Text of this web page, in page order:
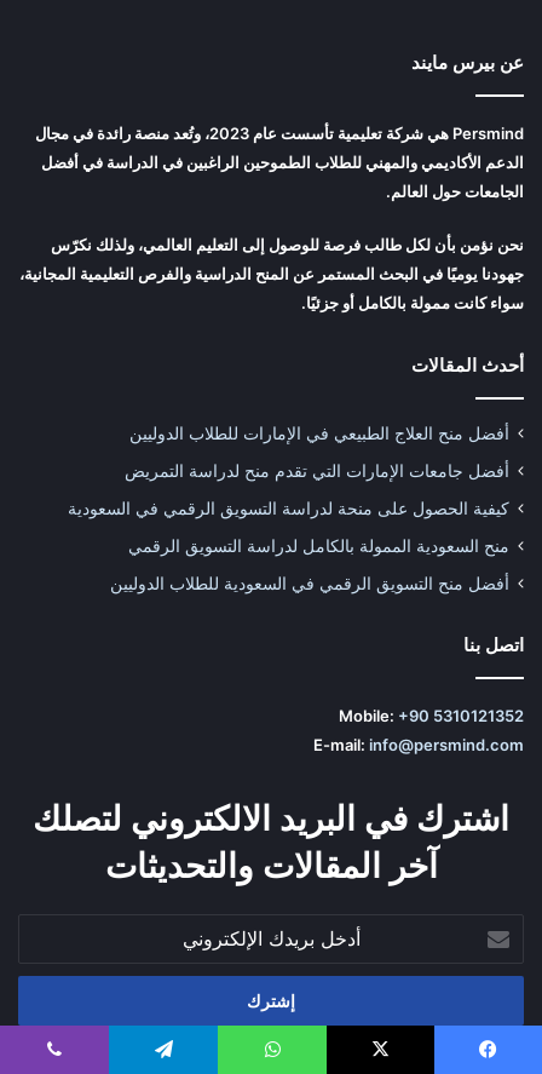
عن بيرس مايند
Persmind هي شركة تعليمية تأسست عام 2023، وتُعد منصة رائدة في مجال
الدعم الأكاديمي والمهني للطلاب الطموحين الراغبين في الدراسة في أفضل
الجامعات حول العالم.
نحن نؤمن بأن لكل طالب فرصة للوصول إلى التعليم العالمي، ولذلك نكرّس
جهودنا يوميًا في البحث المستمر عن المنح الدراسية والفرص التعليمية المجانية،
سواء كانت ممولة بالكامل أو جزئيًا.
أحدث المقالات
أفضل منح العلاج الطبيعي في الإمارات للطلاب الدوليين
أفضل جامعات الإمارات التي تقدم منح لدراسة التمريض
كيفية الحصول على منحة لدراسة التسويق الرقمي في السعودية
منح السعودية الممولة بالكامل لدراسة التسويق الرقمي
أفضل منح التسويق الرقمي في السعودية للطلاب الدوليين
اتصل بنا
Mobile: +90 5310121352
E-mail: info@persmind.com
اشترك في البريد الالكتروني لتصلك
آخر المقالات والتحديثات
بريدك
الإلكتروني